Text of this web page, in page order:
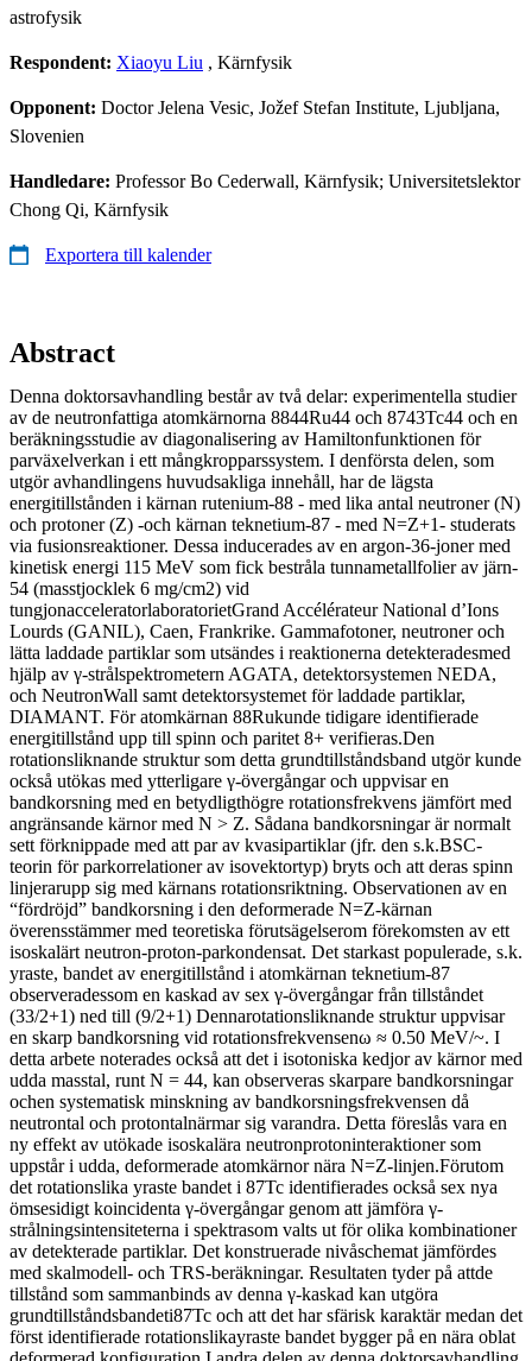
astrofysik
Respondent: Xiaoyu Liu , Kärnfysik
Opponent: Doctor Jelena Vesic, Jožef Stefan Institute, Ljubljana,
Slovenien
Handledare: Professor Bo Cederwall, Kärnfysik; Universitetslektor
Chong Qi, Kärnfysik
Exportera till kalender
Abstract
Denna doktorsavhandling består av två delar: experimentella studier
av de neutronfattiga atomkärnorna 8844Ru44 och 8743Tc44 och en
beräkningsstudie av diagonalisering av Hamiltonfunktionen för
parväxelverkan i ett mångkropparssystem. I denförsta delen, som
utgör avhandlingens huvudsakliga innehåll, har de lägsta
energitillstånden i kärnan rutenium-88 - med lika antal neutroner (N)
och protoner (Z) -och kärnan teknetium-87 - med N=Z+1- studerats
via fusionsreaktioner. Dessa inducerades av en argon-36-joner med
kinetisk energi 115 MeV som fick bestråla tunnametallfolier av järn-
54 (masstjocklek 6 mg/cm2) vid
tungjonacceleratorlaboratorietGrand Accélérateur National d’Ions
Lourds (GANIL), Caen, Frankrike. Gammafotoner, neutroner och
lätta laddade partiklar som utsändes i reaktionerna detekteradesmed
hjälp av γ-strålspektrometern AGATA, detektorsystemen NEDA,
och NeutronWall samt detektorsystemet för laddade partiklar,
DIAMANT. För atomkärnan 88Rukunde tidigare identifierade
energitillstånd upp till spinn och paritet 8+ verifieras.Den
rotationsliknande struktur som detta grundtillståndsband utgör kunde
också utökas med ytterligare γ-övergångar och uppvisar en
bandkorsning med en betydligthögre rotationsfrekvens jämfört med
angränsande kärnor med N > Z. Sådana bandkorsningar är normalt
sett förknippade med att par av kvasipartiklar (jfr. den s.k.BSC-
teorin för parkorrelationer av isovektortyp) bryts och att deras spinn
linjerarupp sig med kärnans rotationsriktning. Observationen av en
“fördröjd” bandkorsning i den deformerade N=Z-kärnan
överensstämmer med teoretiska förutsägelserom förekomsten av ett
isoskalärt neutron-proton-parkondensat. Det starkast populerade, s.k.
yraste, bandet av energitillstånd i atomkärnan teknetium-87
observeradessom en kaskad av sex γ-övergångar från tillståndet
(33/2+1) ned till (9/2+1) Dennarotationsliknande struktur uppvisar
en skarp bandkorsning vid rotationsfrekvensenω ≈ 0.50 MeV/~. I
detta arbete noterades också att det i isotoniska kedjor av kärnor med
udda masstal, runt N = 44, kan observeras skarpare bandkorsningar
ochen systematisk minskning av bandkorsningsfrekvensen då
neutrontal och protontalnärmar sig varandra. Detta föreslås vara en
ny effekt av utökade isoskalära neutronprotoninteraktioner som
uppstår i udda, deformerade atomkärnor nära N=Z-linjen.Förutom
det rotationslika yraste bandet i 87Tc identifierades också sex nya
ömsesidigt koincidenta γ-övergångar genom att jämföra γ-
strålningsintensiteterna i spektrasom valts ut för olika kombinationer
av detekterade partiklar. Det konstruerade nivåschemat jämfördes
med skalmodell- och TRS-beräkningar. Resultaten tyder på attde
tillstånd som sammanbinds av denna γ-kaskad kan utgöra
grundtillståndsbandeti87Tc och att det har sfärisk karaktär medan det
först identifierade rotationslikayraste bandet bygger på en nära oblat